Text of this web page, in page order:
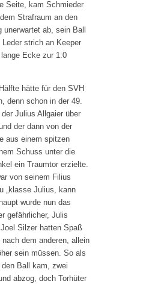
Seite, kam Schmieder
Strafraum an den
ab, sein Ball
strich an Keeper
Ecke zur 1:0
hätte für den SVH
denn schon in der 49.
Julius Allgaier über
der dann von der
aus einem spitzen
Schuss unter die
ein Traumtor erzielte.
von seinem Filius
„klasse Julius, kann
wurde nun das
gefährlicher, Julis
Silzer hatten Spaß
dem anderen, allein
sein müssen. So als
Ball kam, zwei
abzog, doch Torhüter